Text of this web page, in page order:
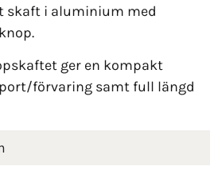
skaft i aluminium med
ger en kompakt
förvaring samt full längd